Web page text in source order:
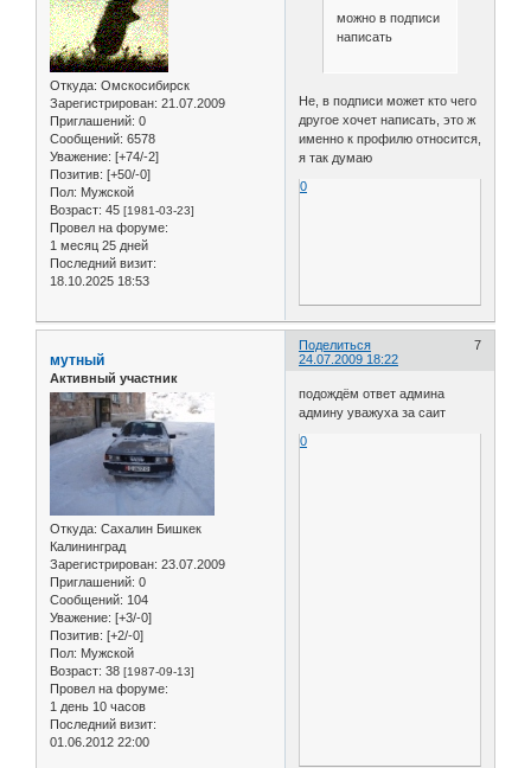
Откуда: Омскосибирск
Зарегистрирован: 21.07.2009
Приглашений: 0
Сообщений: 6578
Уважение: [+74/-2]
Позитив: [+50/-0]
Пол: Мужской
Возраст: 45 [1981-03-23]
Провел на форуме:
1 месяц 25 дней
Последний визит:
18.10.2025 18:53
можно в подписи
написать
Не, в подписи может кто чего
другое хочет написать, это ж
именно к профилю относится,
я так думаю
0
Поделиться
7
24.07.2009 18:22
мутный
Активный участник
Откуда: Сахалин Бишкек
Калининград
Зарегистрирован: 23.07.2009
Приглашений: 0
Сообщений: 104
Уважение: [+3/-0]
Позитив: [+2/-0]
Пол: Мужской
Возраст: 38 [1987-09-13]
Провел на форуме:
1 день 10 часов
Последний визит:
01.06.2012 22:00
подождём ответ админа
админу уважуха за саит
0